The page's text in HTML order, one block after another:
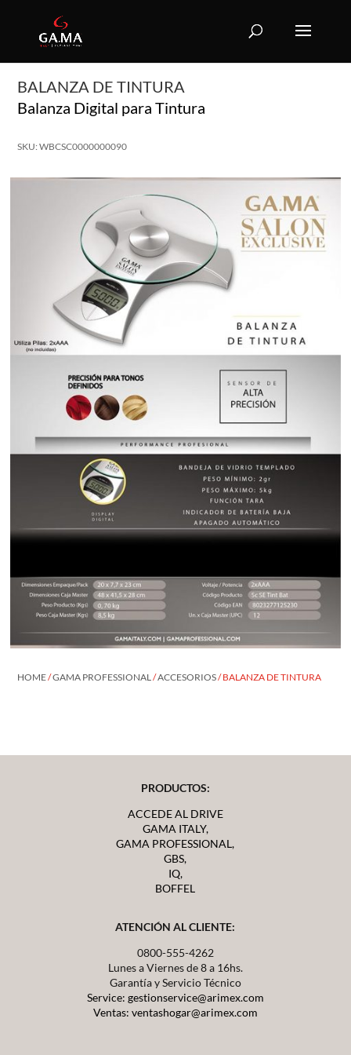
BALANZA DE TINTURA
Balanza Digital para Tintura
SKU: WBCSC0000000090
HOME/GAMA PROFESSIONAL/ACCESORIOS/ BALANZA DE TINTURA
PRODUCTOS:
ACCEDE AL DRIVE
GAMA ITALY,
GAMA PROFESSIONAL,
GBS,
IQ,
BOFFEL
ATENCIÓN AL CLIENTE:
0800-555-4262
Lunes a Viernes de 8 a 16hs.
Garantía y Servicio Técnico
Service: gestionservice@arimex.com
Ventas: ventashogar@arimex.com